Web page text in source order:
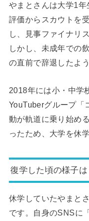
やまとさんは大学1
評価からスカウトを
し、見事ファイナリ
しかし、未成年での
の直前で辞退したよう
2018年には小・中学
YouTuberグループ「
動が軌道に乗り始め
ったため、大学を休
復学した頃の様子は
休学していたやまと
です。自身のSNSに